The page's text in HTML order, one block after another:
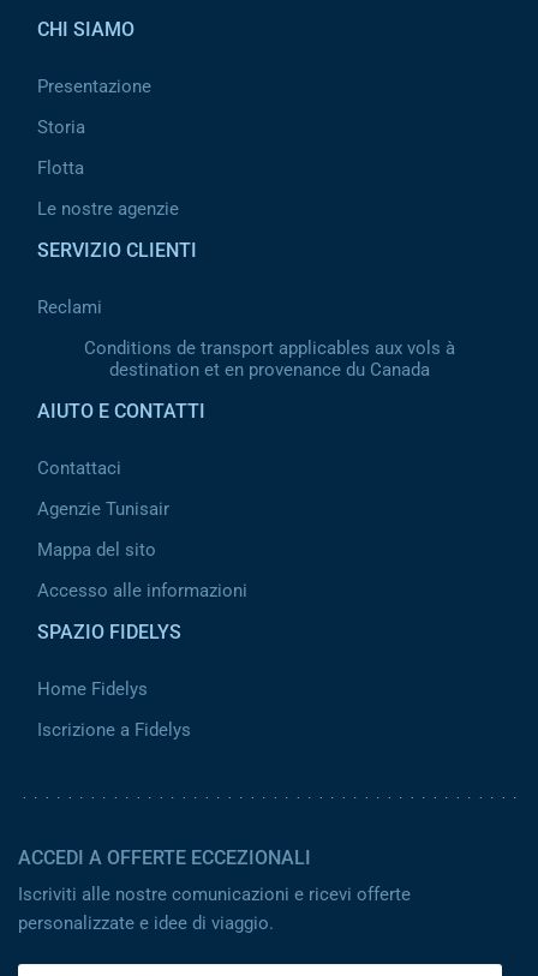
CHI SIAMO
Presentazione
Storia
Flotta
Le nostre agenzie
SERVIZIO CLIENTI
Reclami
Conditions de transport applicables aux vols à
destination et en provenance du Canada
AIUTO E CONTATTI
Contattaci
Agenzie Tunisair
Mappa del sito
Accesso alle informazioni
SPAZIO FIDELYS
Home Fidelys
Iscrizione a Fidelys
ACCEDI A OFFERTE ECCEZIONALI
Iscriviti alle nostre comunicazioni e ricevi offerte
personalizzate e idee di viaggio.